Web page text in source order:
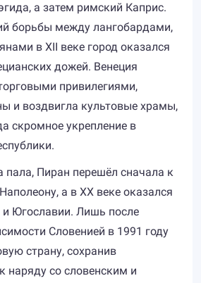
а затем римский Каприс.
борьбы между лангобардами,
в XII веке город оказался
дожей. Венеция
привилегиями,
и воздвигла культовые храмы,
скромное укрепление в
пала, Пиран перешёл сначала к
а в XX веке оказался
и Югославии. Лишь после
Словенией в 1991 году
страну, сохранив
наряду со словенским и